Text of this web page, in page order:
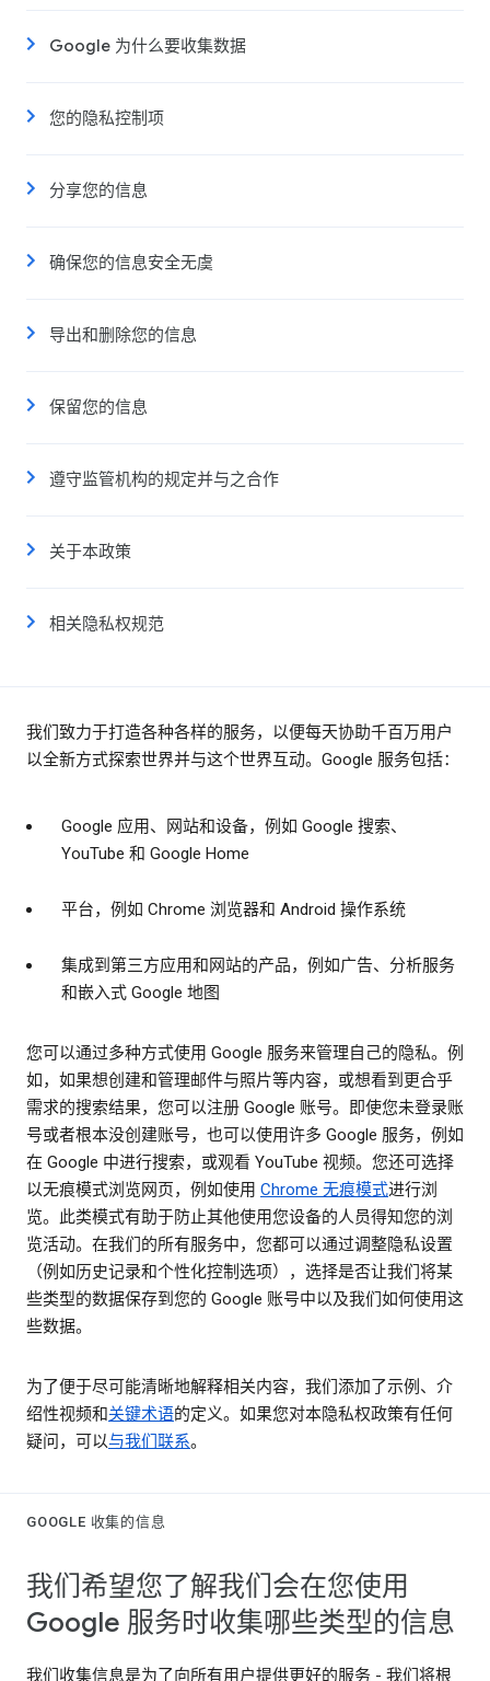
Google 为什么要收集数据
您的隐私控制项
分享您的信息
确保您的信息安全无虞
导出和删除您的信息
保留您的信息
遵守监管机构的规定并与之合作
关于本政策
相关隐私权规范
我们致力于打造各种各样的服务，以便每天协助千百万用户
以全新方式探索世界并与这个世界互动。Google 服务包括：
Google 应用、网站和设备，例如 Google 搜索、
YouTube 和 Google Home
平台，例如 Chrome 浏览器和 Android 操作系统
集成到第三方应用和网站的产品，例如广告、分析服务
和嵌入式 Google 地图
您可以通过多种方式使用 Google 服务来管理自己的隐私。例
如，如果想创建和管理邮件与照片等内容，或想看到更合乎
需求的搜索结果，您可以注册 Google 账号。即使您未登录账
号或者根本没创建账号，也可以使用许多 Google 服务，例如
在 Google 中进行搜索，或观看 YouTube 视频。您还可选择
以无痕模式浏览网页，例如使用 Chrome 无痕模式进行浏
览。此类模式有助于防止其他使用您设备的人员得知您的浏
览活动。在我们的所有服务中，您都可以通过调整隐私设置
（例如历史记录和个性化控制选项），选择是否让我们将某
些类型的数据保存到您的 Google 账号中以及我们如何使用这
些数据。
为了便于尽可能清晰地解释相关内容，我们添加了示例、介
绍性视频和关键术语的定义。如果您对本隐私权政策有任何
疑问，可以与我们联系。
GOOGLE 收集的信息
我们希望您了解我们会在您使用
Google 服务时收集哪些类型的信息
我们收集信息是为了向所有用户提供更好的服务 - 我们将根